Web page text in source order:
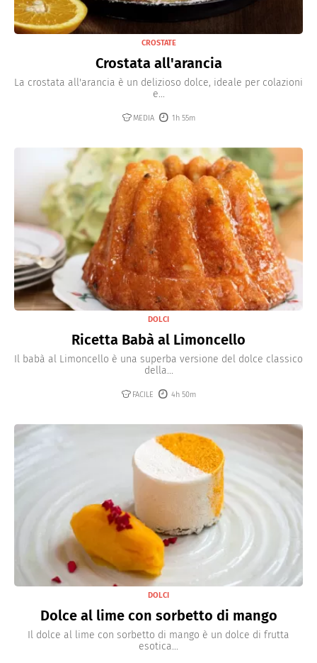
CROSTATE
Crostata all'arancia
La crostata all'arancia è un delizioso dolce, ideale per colazioni
e...
MEDIA 1h 55m
DOLCI
Ricetta Babà al Limoncello
Il babà al Limoncello è una superba versione del dolce classico
della...
FACILE 4h 50m
DOLCI
Dolce al lime con sorbetto di mango
Il dolce al lime con sorbetto di mango è un dolce di frutta
esotica...